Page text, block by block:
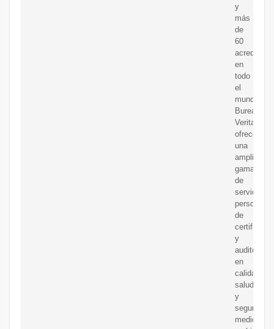
y
más
de
60
en
todo
el
mundo,
Bureau
Veritas
ofrece
una
amplia
gama
de
servicios
de
y
auditoría
en
calidad,
salud
y
seguridad,
medio